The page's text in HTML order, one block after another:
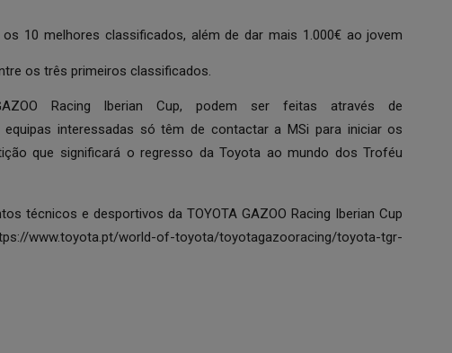
10 melhores classificados, além de dar mais 1.000€ ao jovem
os três primeiros classificados.
Racing Iberian Cup, podem ser feitas através de
equipas interessadas só têm de contactar a MSi para iniciar os
que significará o regresso da Toyota ao mundo dos Troféu
técnicos e desportivos da TOYOTA GAZOO Racing Iberian Cup
www.toyota.pt/world-of-toyota/toyotagazooracing/toyota-tgr-